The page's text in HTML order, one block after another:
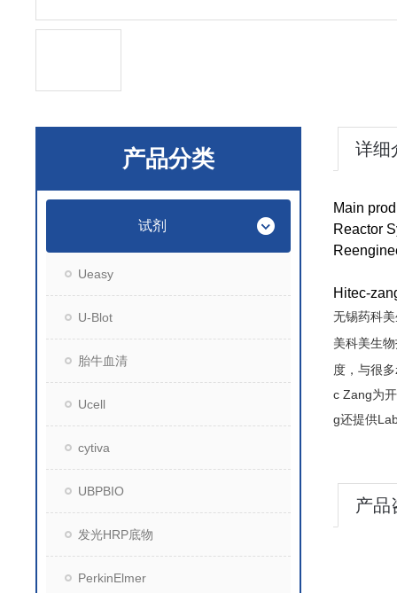
产品分类
试剂
Ueasy
U-Blot
胎牛血清
Ucell
cytiva
UBPBIO
发光HRP底物
PerkinElmer
详细
Main
Reactor
Hitec-
无锡药科
美科美生
度，与很
c Zang为
g还提供
产品